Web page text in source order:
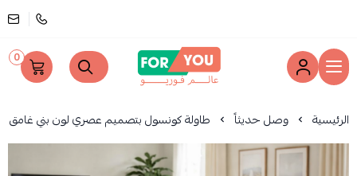
عالم فوريو
0
الرئيسية وصل حديثاً طاولة كونسول بتصميم عصري لون بني غامق